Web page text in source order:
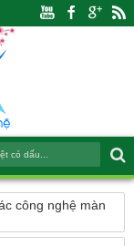
công nghệ màn